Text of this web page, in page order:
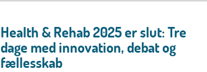
Health & Rehab 2025 er slut: Tre
dage med innovation, debat og
fællesskab